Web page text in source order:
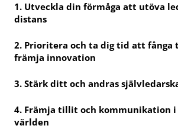
1. Utveckla din förmåga att utöva
distans
2. Prioritera och ta dig tid att fånga
främja innovation
3. Stärk ditt och andras
4. Främja tillit och kommunikation
världen